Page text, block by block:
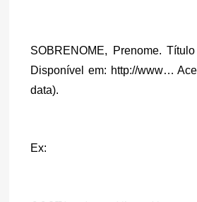
SOBRENOME, Prenome.
Disponível em: http://www…
data).
Ex: